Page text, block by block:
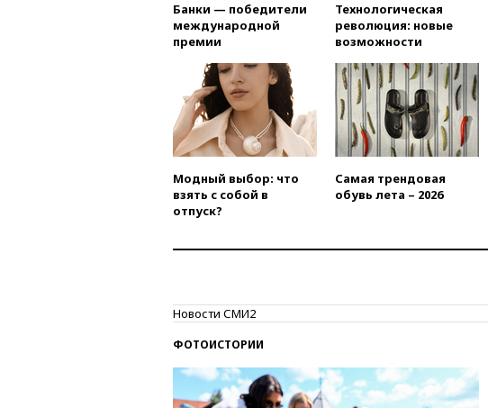
Банки — победители
международной
премии
Технологическая
революция: новые
возможности
Модный выбор: что
взять с собой в
отпуск?
Самая трендовая
обувь лета – 2026
Новости СМИ2
ФОТОИСТОРИИ